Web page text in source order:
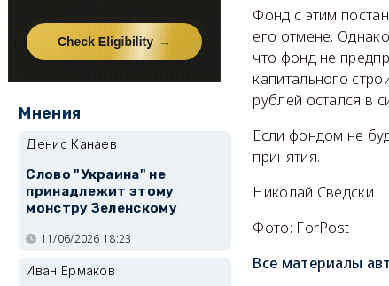
Фонд с этим
его отмене.
что фонд не
капитального
рублей остался в
Если фондом не
принятия.
Николай Сведски
Фото: ForPost
Все материалы
Мнения
Денис Канаев
Слово "Украина" не
принадлежит этому
монстру Зеленскому
11/06/2026 18:23
Иван Ермаков